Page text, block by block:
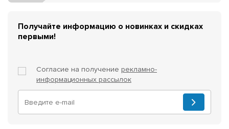
Получайте информацию о новинках и скидках
первыми!
Согласие на получение рекламно-
информационных рассылок